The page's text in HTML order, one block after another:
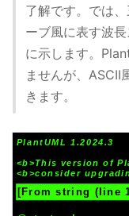
了解です。では
ーブ風に表す波
に示します。
ませんが、ASCII
きます。